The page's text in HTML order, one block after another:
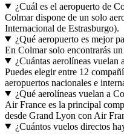
¿Cuál es el aeropuerto de
Colmar dispone de un solo
Internacional de Estrasburgo).
¿Qué aeropuerto es mejor
En Colmar solo encontrarás
¿Cuántas aerolíneas vuelan
Puedes elegir entre 12
aeropuertos nacionales e
¿Qué aerolíneas vuelan a
Air France es la principal
desde Grand Lyon con Air
¿Cuántos vuelos directos